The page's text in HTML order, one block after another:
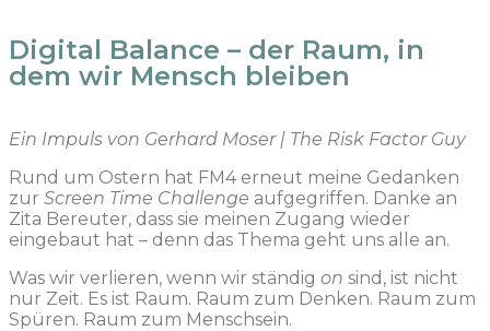
Digital Balance – der Raum, in
dem wir Mensch bleiben
Ein Impuls von Gerhard Moser | The Risk Factor Guy
Rund um Ostern hat FM4 erneut meine Gedanken
zur Screen Time Challenge aufgegriffen. Danke an
Zita Bereuter, dass sie meinen Zugang wieder
eingebaut hat – denn das Thema geht uns alle an.
Was wir verlieren, wenn wir ständig on sind, ist nicht
nur Zeit. Es ist Raum. Raum zum Denken. Raum zum
Spüren. Raum zum Menschsein.